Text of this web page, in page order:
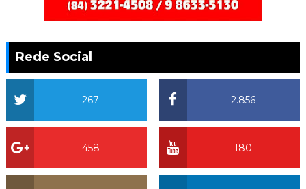
Rede Social
2.856
267
180
458